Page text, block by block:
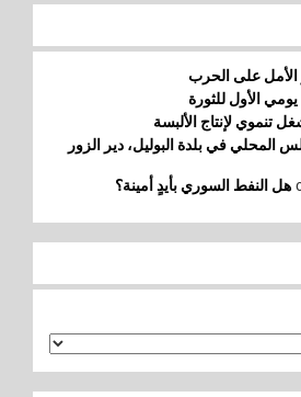
على الحرب
الأول للثورة
لإنتاج الألبسة
في بلدة البوليل، دير الزور
النفط السوري بأيدٍ أمينة؟